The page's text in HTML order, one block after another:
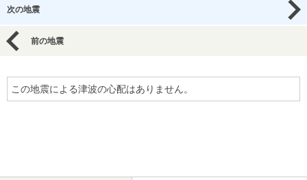
次の地震
前の地震
この地震による津波の心配はありません。